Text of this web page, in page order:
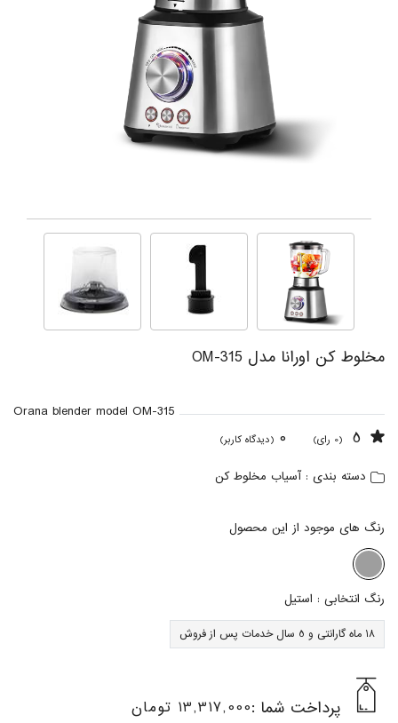
مخلوط کن اورانا مدل OM-315
Orana blender model OM-315
(0 رای) 0 (دیدگاه کاربر)
دسته بندی : آسیاب مخلوط کن
رنگ های موجود از این محصول
رنگ انتخابی : استیل
18 ماه گارانتی و 5 سال خدمات پس از فروش
پرداخت شما :13,317,000 تومان